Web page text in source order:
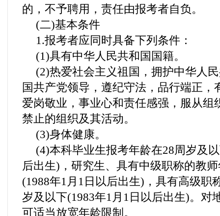
的，不予聘用，责任由报考者自负。
(二)基本条件
1.报考者应同时具备下列条件：
(1)具有中华人民共和国国籍。
(2)热爱社会主义祖国，拥护中华人
国共产党领导，遵纪守法，品行端正，
爱岗敬业，事业心和责任感强，服从组
禁止的组织及其活动。
(3)身体健康。
(4)本科毕业生报考年龄在28周岁及
后出生)，研究生、具有中级职称的教
(1988年1月1日以后出生)，具有高级职
岁及以下(1983年1月1日以后出生)。对
可适当放宽年龄限制。